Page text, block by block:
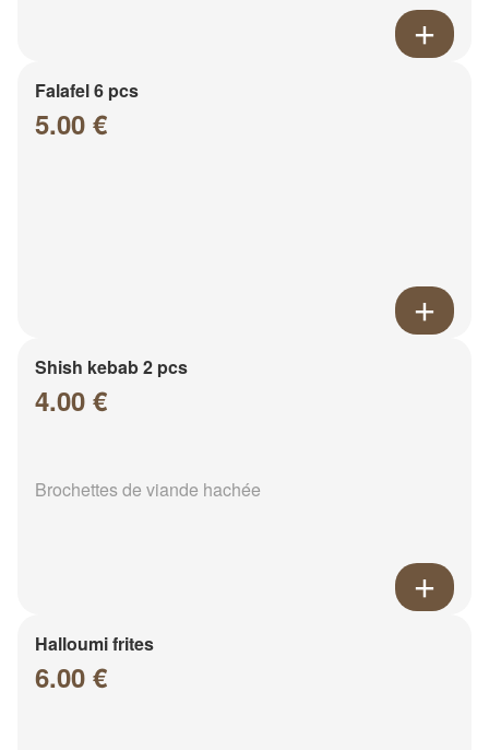
Falafel 6 pcs
5.00 €
Shish kebab 2 pcs
4.00 €
Brochettes de viande hachée
Halloumi frites
6.00 €